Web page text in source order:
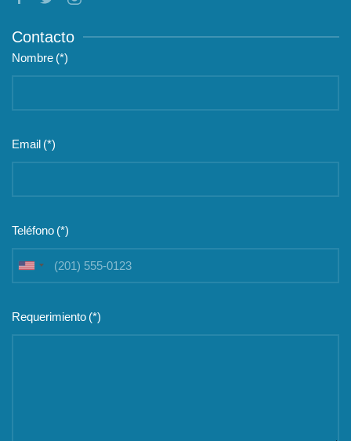
Contacto
Nombre (*)
Email (*)
Teléfono (*)
United
Requerimiento (*)